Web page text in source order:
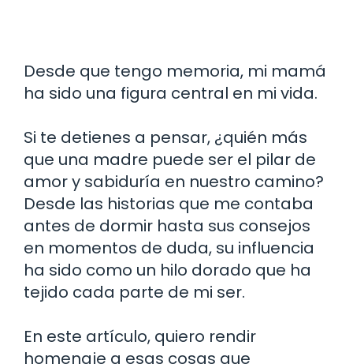
Desde que tengo memoria, mi mamá
ha sido una figura central en mi vida.
Si te detienes a pensar, ¿quién más
que una madre puede ser el pilar de
amor y sabiduría en nuestro camino?
Desde las historias que me contaba
antes de dormir hasta sus consejos
en momentos de duda, su influencia
ha sido como un hilo dorado que ha
tejido cada parte de mi ser.
En este artículo, quiero rendir
homenaje a esas cosas que